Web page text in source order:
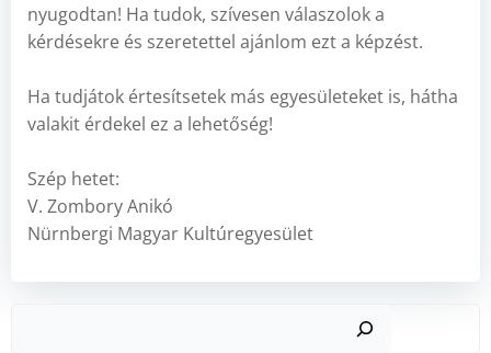
nyugodtan! Ha tudok, szívesen válaszolok a
kérdésekre és szeretettel ajánlom ezt a képzést.
Ha tudjátok értesítsetek más egyesületeket is, hátha
valakit érdekel ez a lehetőség!
Szép hetet:
V. Zombory Anikó
Nürnbergi Magyar Kultúregyesület